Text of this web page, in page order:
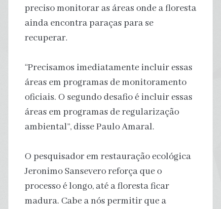
preciso monitorar as áreas onde a floresta
ainda encontra paraças para se
recuperar.
“Precisamos imediatamente incluir essas
áreas em programas de monitoramento
oficiais. O segundo desafio é incluir essas
áreas em programas de regularização
ambiental”, disse Paulo Amaral.
O pesquisador em restauração ecológica
Jeronimo Sansevero reforça que o
processo é longo, até a floresta ficar
madura. Cabe a nós permitir que a